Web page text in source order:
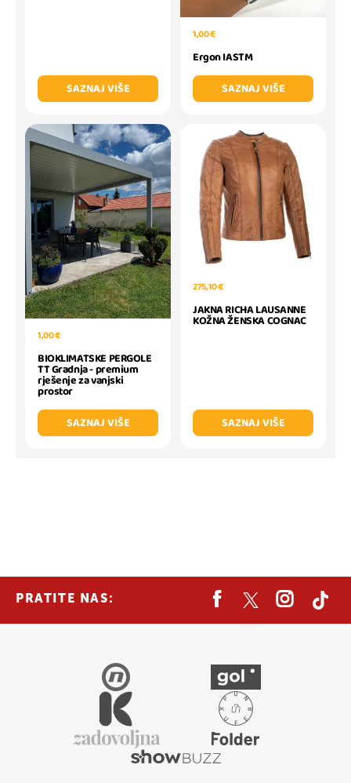
SAZNAJ VIŠE
1,00 €
Ergon IASTM
SAZNAJ VIŠE
1,00 €
BIOKLIMATSKE PERGOLE
TT Gradnja - premium
rješenje za vanjski
prostor
SAZNAJ VIŠE
275,10 €
JAKNA RICHA LAUSANNE
KOŽNA ŽENSKA COGNAC
SAZNAJ VIŠE
PRATITE NAS: